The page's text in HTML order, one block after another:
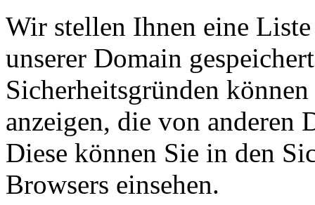
Wir stellen Ihnen eine
unserer Domain
Sicherheitsgründen
anzeigen, die von anderen
Diese können Sie in den
Browsers einsehen.